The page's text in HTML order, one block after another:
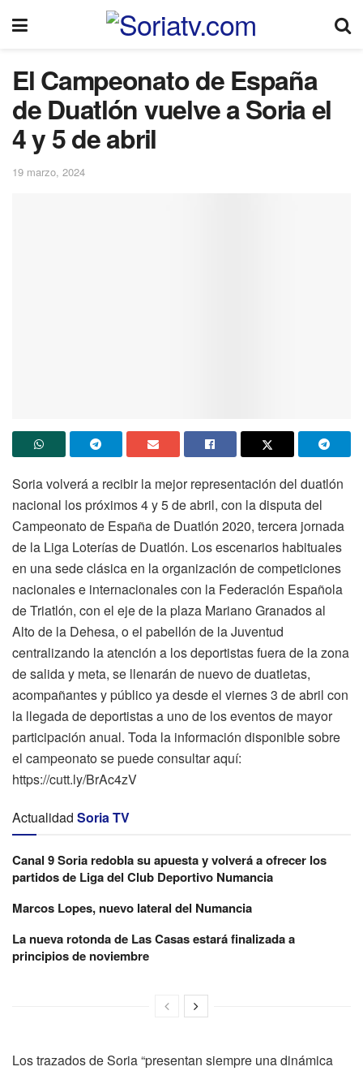
El Campeonato de España
de Duatlón vuelve a Soria el
4 y 5 de abril
19 marzo, 2024
Soria volverá a recibir la mejor representación del duatlón
nacional los próximos 4 y 5 de abril, con la disputa del
Campeonato de España de Duatlón 2020, tercera jornada
de la Liga Loterías de Duatlón. Los escenarios habituales
en una sede clásica en la organización de competiciones
nacionales e internacionales con la Federación Española
de Triatlón, con el eje de la plaza Mariano Granados al
Alto de la Dehesa, o el pabellón de la Juventud
centralizando la atención a los deportistas fuera de la zona
de salida y meta, se llenarán de nuevo de duatletas,
acompañantes y público ya desde el viernes 3 de abril con
la llegada de deportistas a uno de los eventos de mayor
participación anual. Toda la información disponible sobre
el campeonato se puede consultar aquí:
https://cutt.ly/BrAc4zV
Actualidad Soria TV
Canal 9 Soria redobla su apuesta y volverá a ofrecer los
partidos de Liga del Club Deportivo Numancia
Marcos Lopes, nuevo lateral del Numancia
La nueva rotonda de Las Casas estará finalizada a
principios de noviembre
Los trazados de Soria “presentan siempre una dinámica